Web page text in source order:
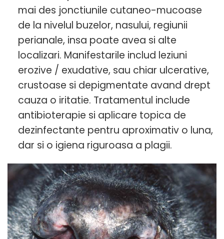
mai des jonctiunile cutaneo-mucoase
de la nivelul buzelor, nasului, regiunii
perianale, insa poate avea si alte
localizari. Manifestarile includ leziuni
erozive / exudative, sau chiar ulcerative,
crustoase si depigmentate avand drept
cauza o iritatie. Tratamentul include
antibioterapie si aplicare topica de
dezinfectante pentru aproximativ o luna,
dar si o igiena riguroasa a plagii.